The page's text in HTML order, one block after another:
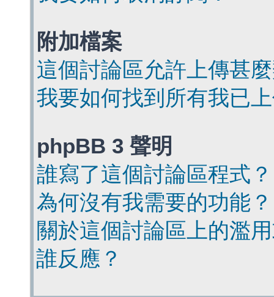
附加檔案
這個討論區允許上傳甚
我要如何找到所有我已
phpBB 3 聲明
誰寫了這個討論區程式？
為何沒有我需要的功能？
關於這個討論區上的濫
誰反應？